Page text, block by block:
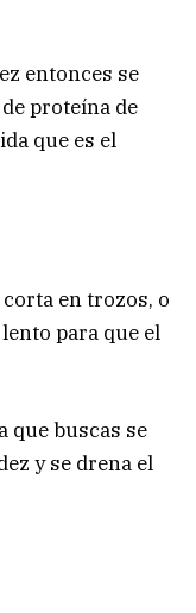
entonces se
proteína de
que es el
en trozos, o
para que el
que buscas se
y se drena el